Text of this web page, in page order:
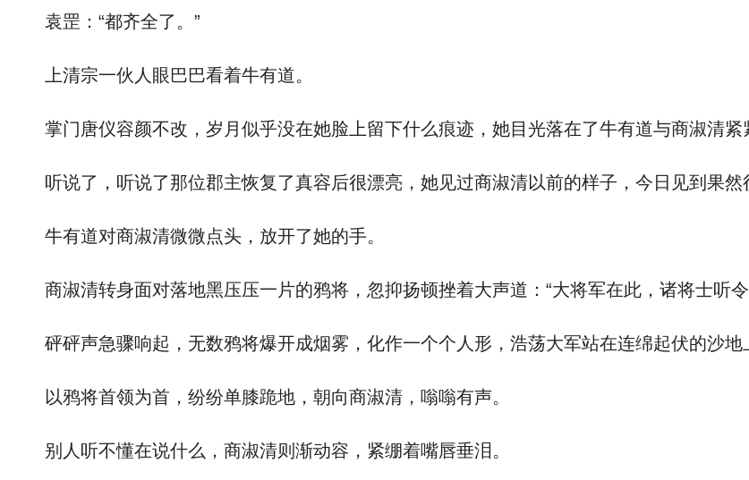
袁罡：“都齐全了。”
上清宗一伙人眼巴巴看着牛有道。
掌门唐仪容颜不改，岁月似乎没在她脸上留下什么痕迹，她目光落在了牛有道与商淑清紧
听说了，听说了那位郡主恢复了真容后很漂亮，她见过商淑清以前的样子，今日见到果然
牛有道对商淑清微微点头，放开了她的手。
商淑清转身面对落地黑压压一片的鸦将，忽抑扬顿挫着大声道：“大将军在此，诸将士听令
砰砰声急骤响起，无数鸦将爆开成烟雾，化作一个个人形，浩荡大军站在连绵起伏的沙地
以鸦将首领为首，纷纷单膝跪地，朝向商淑清，嗡嗡有声。
别人听不懂在说什么，商淑清则渐动容，紧绷着嘴唇垂泪。